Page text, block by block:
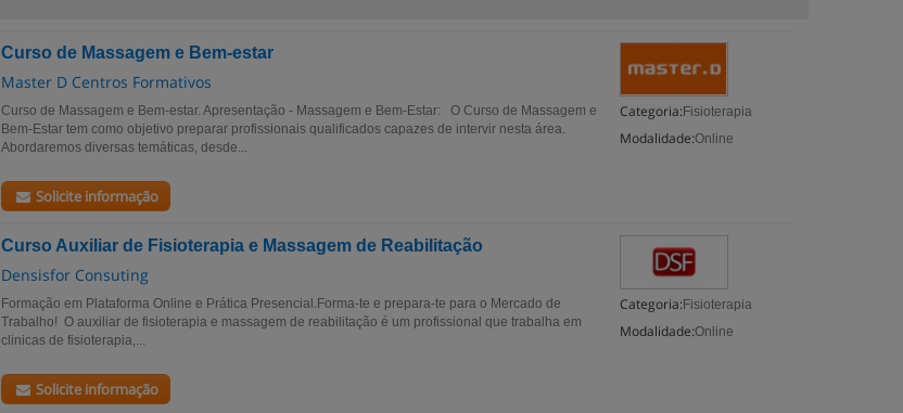
Curso de Massagem e Bem-estar
Master D Centros Formativos
Categoria: Fisioterapia
Modalidade:Online
Curso de Massagem e Bem-estar. Apresentação - Massagem e Bem-Estar: O Curso de Massagem e
Bem-Estar tem como objetivo preparar profissionais qualificados capazes de intervir nesta área.
Abordaremos diversas temáticas, desde...
Solicite informação
Curso Auxiliar de Fisioterapia e Massagem de Reabilitação
Densisfor Consuting
Categoria: Fisioterapia
Modalidade:Online
Formação em Plataforma Online e Prática Presencial.Forma-te e prepara-te para o Mercado de
Trabalho! O auxiliar de fisioterapia e massagem de reabilitação é um profissional que trabalha em
clinicas de fisioterapia,...
Solicite informação